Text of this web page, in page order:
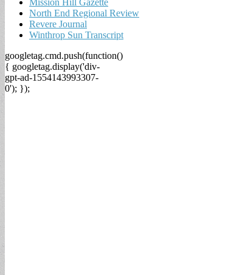
North End Regional Review
Revere Journal
Winthrop Sun Transcript
googletag.cmd.push(function()
{ googletag.display('div-
gpt-ad-1554143993307-
0'); });